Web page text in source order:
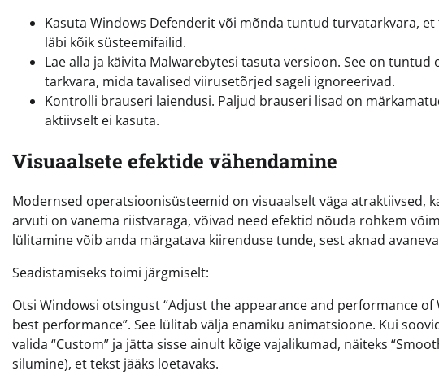
Kasuta Windows Defenderit või mõnda tuntud turvatarkvara, et
läbi kõik süsteemifailid.
Lae alla ja käivita Malwarebytesi tasuta versioon. See on
tarkvara, mida tavalised viirusetõrjed sageli ignoreerivad.
Kontrolli brauseri laiendusi. Paljud brauseri lisad on
aktiivselt ei kasuta.
Visuaalsete efektide vähendamine
Modernsed operatsioonisüsteemid on visuaalselt väga atraktiivsed,
arvuti on vanema riistvaraga, võivad need efektid nõuda rohkem
lülitamine võib anda märgatava kiirenduse tunde, sest aknad
Seadistamiseks toimi järgmiselt:
Otsi Windowsi otsingust “Adjust the appearance and performance of
best performance”. See lülitab välja enamiku animatsioone. Kui
valida “Custom” ja jätta sisse ainult kõige vajalikumad, näiteks
silumine), et tekst jääks loetavaks.